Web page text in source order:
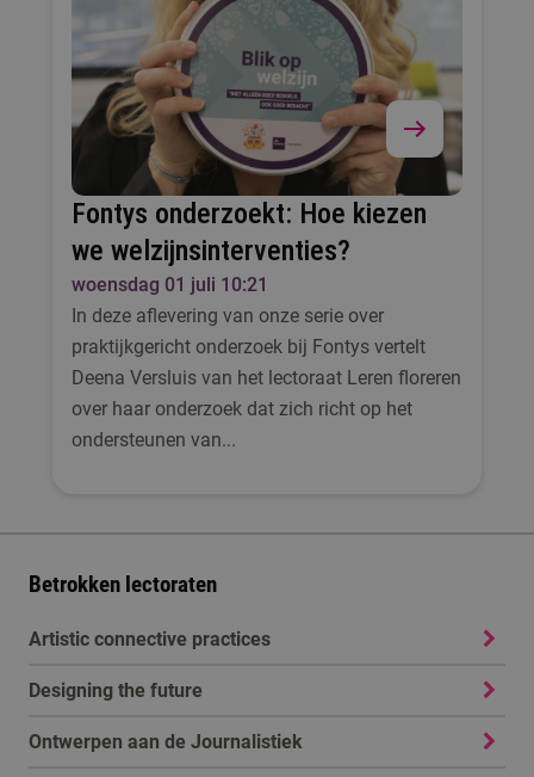
Fontys onderzoekt: Hoe kiezen
we welzijnsinterventies?
woensdag 01 juli 10:21
In deze aflevering van onze serie over
praktijkgericht onderzoek bij Fontys vertelt
Deena Versluis van het lectoraat Leren floreren
over haar onderzoek dat zich richt op het
ondersteunen van...
Betrokken lectoraten
Artistic connective practices
Designing the future
Ontwerpen aan de Journalistiek